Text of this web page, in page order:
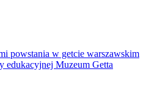
powstania w getcie warszawskim
edukacyjnej Muzeum Getta